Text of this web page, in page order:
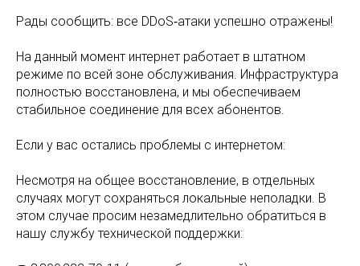
Рады сообщить: все DDoS‑атаки успешно отражены!
На данный момент интернет работает в штатном
режиме по всей зоне обслуживания. Инфраструктура
полностью восстановлена, и мы обеспечиваем
стабильное соединение для всех абонентов.
Если у вас остались проблемы с интернетом:
Несмотря на общее восстановление, в отдельных
случаях могут сохраняться локальные неполадки. В
этом случае просим незамедлительно обратиться в
нашу службу технической поддержки: